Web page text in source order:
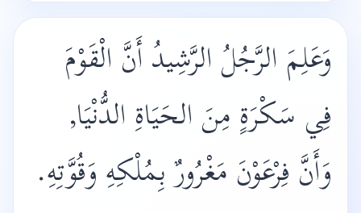
وَعَلِمَ الرَّجُلُ الرَّشِيدُ أَنَّ الْقَوْمَ
فِي سَكْرَةٍ مِنَ الحَيَاةِ الدُّنْيَا,
وَأَنَّ فِرْعَوْنَ مَغْرُورٌ بِمُلْكِهِ وَقُوَّتِهِ.